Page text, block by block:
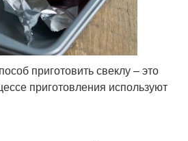
приготовить свеклу – это
приготовления используют